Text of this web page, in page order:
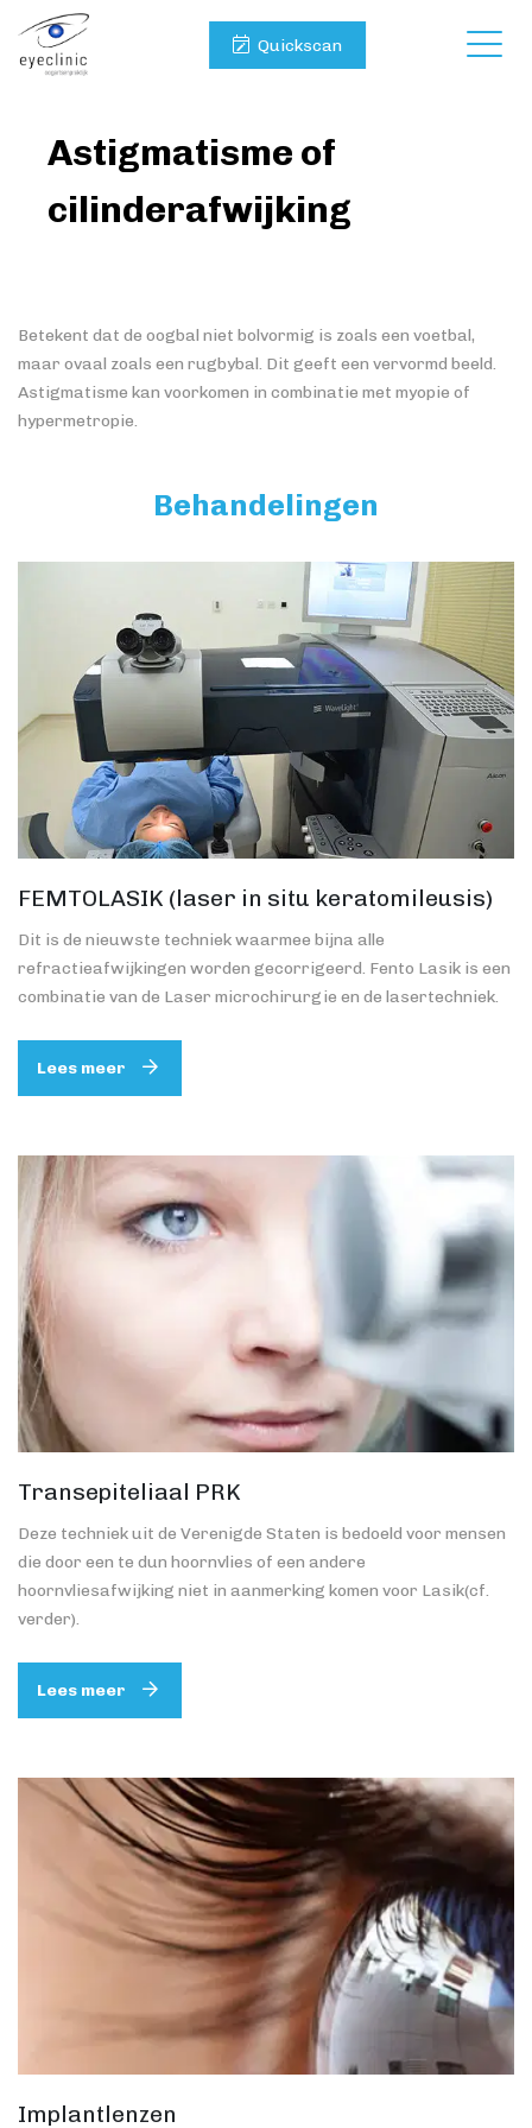
Quickscan
Astigmatisme of
cilinderafwijking
Betekent dat de oogbal niet bolvormig is zoals een voetbal,
maar ovaal zoals een rugbybal. Dit geeft een vervormd beeld.
Astigmatisme kan voorkomen in combinatie met myopie of
hypermetropie.
Behandelingen
FEMTOLASIK (laser in situ keratomileusis)
Dit is de nieuwste techniek waarmee bijna alle
refractieafwijkingen worden gecorrigeerd. Fento Lasik is een
combinatie van de Laser microchirurgie en de lasertechniek.
Lees meer
Transepiteliaal PRK
Deze techniek uit de Verenigde Staten is bedoeld voor mensen
die door een te dun hoornvlies of een andere
hoornvliesafwijking niet in aanmerking komen voor Lasik(cf.
verder).
Lees meer
Implantlenzen